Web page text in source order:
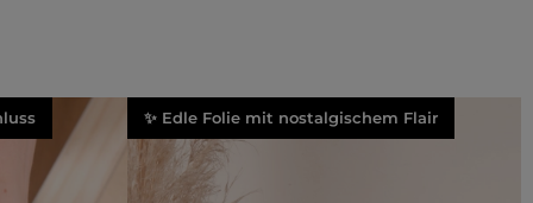
✨ Edle Folie mit nostalgischem Flair